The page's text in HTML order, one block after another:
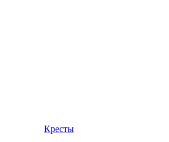
Кресты